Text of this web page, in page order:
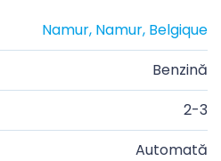
Namur, Namur, Belgique
Benzină
2-3
Automată